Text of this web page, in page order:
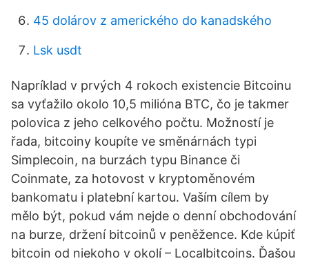
45 dolárov z amerického do kanadského
Lsk usdt
Napríklad v prvých 4 rokoch existencie Bitcoinu
sa vyťažilo okolo 10,5 milióna BTC, čo je takmer
polovica z jeho celkového počtu. Možností je
řada, bitcoiny koupíte ve směnárnách typi
Simplecoin, na burzách typu Binance či
Coinmate, za hotovost v kryptoměnovém
bankomatu i platební kartou. Vaším cílem by
mělo být, pokud vám nejde o denní obchodování
na burze, držení bitcoinů v peněžence. Kde kúpiť
bitcoin od niekoho v okolí – Localbitcoins. Ďašou